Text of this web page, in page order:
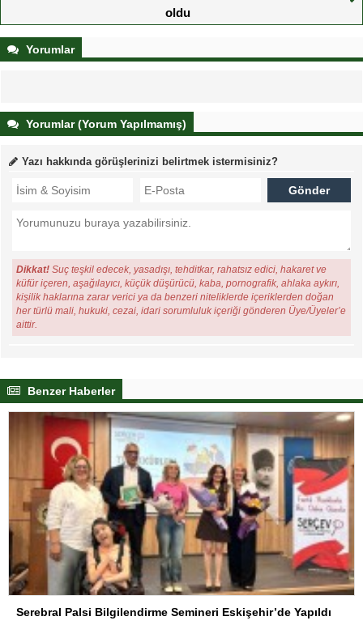
oldu
Yorumlar
Yorumlar (Yorum Yapılmamış)
Yazı hakkında görüşlerinizi belirtmek istermisiniz?
Dikkat! Suç teşkil edecek, yasadışı, tehditkar, rahatsız edici, hakaret ve
küfür içeren, aşağılayıcı, küçük düşürücü, kaba, pornografik, ahlaka aykırı,
kişilik haklarına zarar verici ya da benzeri niteliklerde içeriklerden doğan
her türlü mali, hukuki, cezai, idari sorumluluk içeriği gönderen Üye/Üyeler’e
aittir.
Benzer Haberler
Serebral Palsi Bilgilendirme Semineri Eskişehir’de Yapıldı